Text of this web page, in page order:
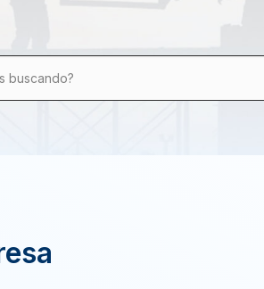
buscando?